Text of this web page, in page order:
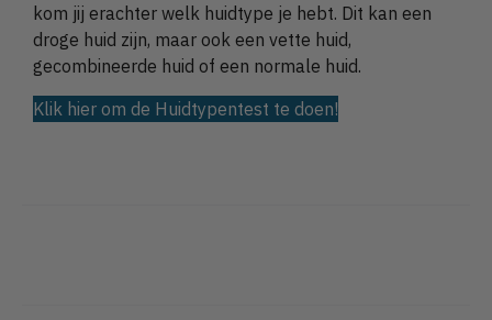
kom jij erachter welk huidtype je hebt. Dit kan een
droge huid zijn, maar ook een vette huid,
gecombineerde huid of een normale huid.
Klik hier om de Huidtypentest te doen!